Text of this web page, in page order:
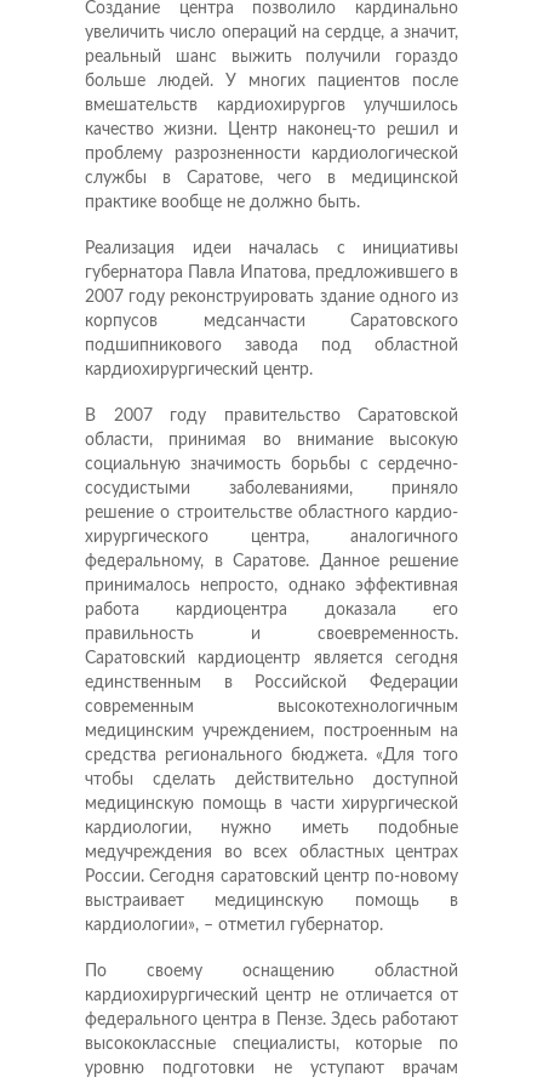
Создание центра позволило кардинально
увеличить число операций на сердце, а значит,
реальный шанс выжить получили гораздо
больше людей. У многих пациентов после
вмешательств кардиохирургов улучшилось
качество жизни. Центр наконец-то решил и
проблему разрозненности кардиологической
службы в Саратове, чего в медицинской
практике вообще не должно быть.
Реализация идеи началась с инициативы
губернатора Павла Ипатова, предложившего в
2007 году реконструировать здание одного из
корпусов медсанчасти Саратовского
подшипникового завода под областной
кардиохирургический центр.
В 2007 году правительство Саратовской
области, принимая во внимание высокую
социальную значимость борьбы с сердечно-
сосудистыми заболеваниями, приняло
решение о строительстве областного кар­дио­
хирургического цент­ра, аналогичного
федеральному, в Саратове. Данное решение
принималось непросто, однако эффективная
работа кардиоцентра доказала его
правильность и своевременность.
Саратовский кардиоцентр является сегодня
единственным в Российской Федерации
современным высокотехнологичным
медицинским учреждением, построенным на
средства регионального бюджета. «Для того
чтобы сделать действительно доступной
медицинскую помощь в части хирургической
кардиологии, нужно иметь подобные
медучреждения во всех областных центрах
России. Сегодня саратовский центр по-новому
выстраивает медицинскую помощь в
кардиологии», – отметил губернатор.
По своему оснащению областной
кардиохирургический центр не отличается от
федерального центра в Пензе. Здесь работают
высококлассные специалисты, которые по
уровню подготовки не уступают врачам